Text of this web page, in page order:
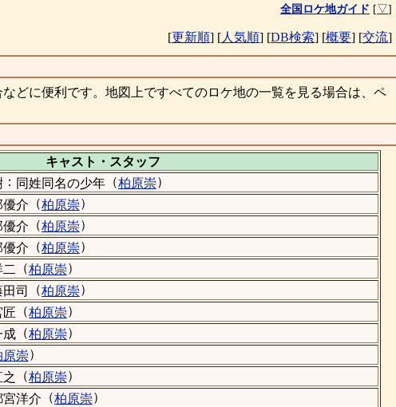
全国ロケ地ガイド [▽]
[更新順] [人気順] [DB検索] [概要] [交流]
どに便利です。地図上ですべてのロケ地の一覧を見る場合は、ペ
キャスト・ スタッフ
： 同姓同名の少年（柏原崇）
優介 （柏原崇）
優介 （柏原崇）
優介 （柏原崇）
（柏原崇）
司 （柏原崇）
匠 （柏原崇）
成（柏原崇）
原崇）
（柏原崇）
宮洋介 （柏原崇）